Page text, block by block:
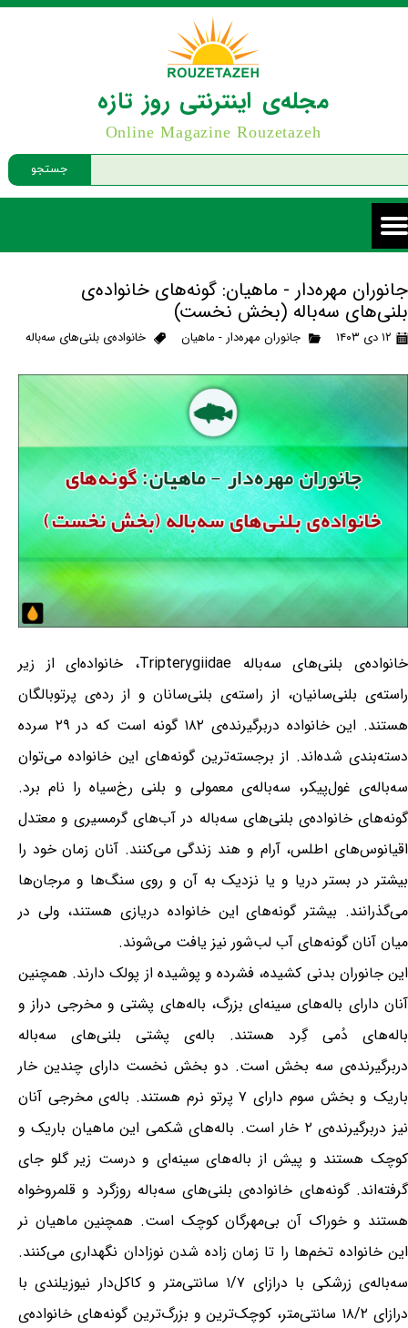
جستجو
مجله‌ی اینترنتی روز تازه
Online Magazine Rouzetazeh
جانوران مهره‌دار - ماهیان: گونه‌های خانواده‌ی
بلنی‌های سه‌باله (بخش نخست)
۱۲ دی ۱۴۰۳ جانوران مهره‌دار - ماهیان خانواده‌ی بلنی‌های سه‌باله
خانواده‌ی بلنی‌های سه‌باله Tripterygiidae، خانواده‌ای از زیر
راسته‌ی بلنی‌سانیان، از راسته‌ی بلنی‌سانان و از رده‌ی پرتوبالگان
هستند. این خانواده دربرگیرنده‌ی ۱۸۲ گونه است که در ۲۹ سرده
دسته‌بندی شده‌اند. از برجسته‌ترین گونه‌های این خانواده می‌توان
سه‌باله‌ی غول‌پیکر، سه‌باله‌ی معمولی و بلنی رخ‌سیاه را نام برد.
گونه‌های خانواده‌ی بلنی‌های سه‌باله در آب‌های گرمسیری و معتدل
اقیانوس‌های اطلس، آرام و هند زندگی می‌کنند. آنان زمان خود را
بیشتر در بستر دریا و یا نزدیک به آن و روی سنگ‌ها و مرجان‌ها
می‌گذرانند. بیشتر گونه‌های این خانواده دریازی هستند، ولی در
میان آنان گونه‌های آب لب‌شور نیز یافت می‌شوند.
این جانوران بدنی کشیده، فشرده و پوشیده از پولک دارند. همچنین
آنان دارای باله‌های سینه‌ای بزرگ، باله‌های پشتی و مخرجی دراز و
باله‌های دُمی گِرد هستند. باله‌ی پشتی بلنی‌های سه‌باله
دربرگیرنده‌ی سه بخش است. دو بخش نخست دارای چندین خار
باریک و بخش سوم دارای ۷ پرتو نرم هستند. باله‌ی مخرجی آنان
نیز دربرگیرنده‌ی ۲ خار است. باله‌های شکمی این ماهیان باریک و
کوچک هستند و پیش از باله‌های سینه‌ای و درست زیر گلو جای
گرفته‌اند. گونه‌های خانواده‌ی بلنی‌های سه‌باله روزگرد و قلمروخواه
هستند و خوراک آن بی‌مهرگان کوچک است. همچنین ماهیان نر
این خانواده تخم‌ها را تا زمان زاده شدن نوزادان نگهداری می‌کنند.
سه‌باله‌ی زرشکی با درازای ۱/۷ سانتی‌متر و کاکل‌دار نیوزیلندی با
درازای ۱۸/۲ سانتی‌متر، کوچک‌ترین و بزرگ‌ترین گونه‌های خانواده‌ی